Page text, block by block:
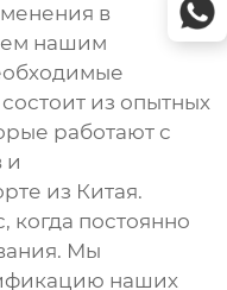
в
нашим
из опытных
работают с
и
из Китая.
когда постоянно
Мы
наших